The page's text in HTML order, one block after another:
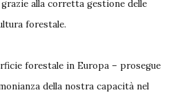
alla corretta gestione delle
forestale.
forestale in Europa – prosegue
della nostra capacità nel